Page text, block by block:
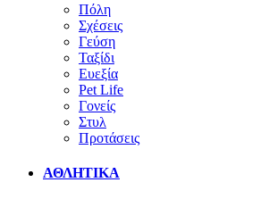
Πόλη
Σχέσεις
Γεύση
Ταξίδι
Ευεξία
Pet Life
Γονείς
Στυλ
Προτάσεις
ΑΘΛΗΤΙΚΑ